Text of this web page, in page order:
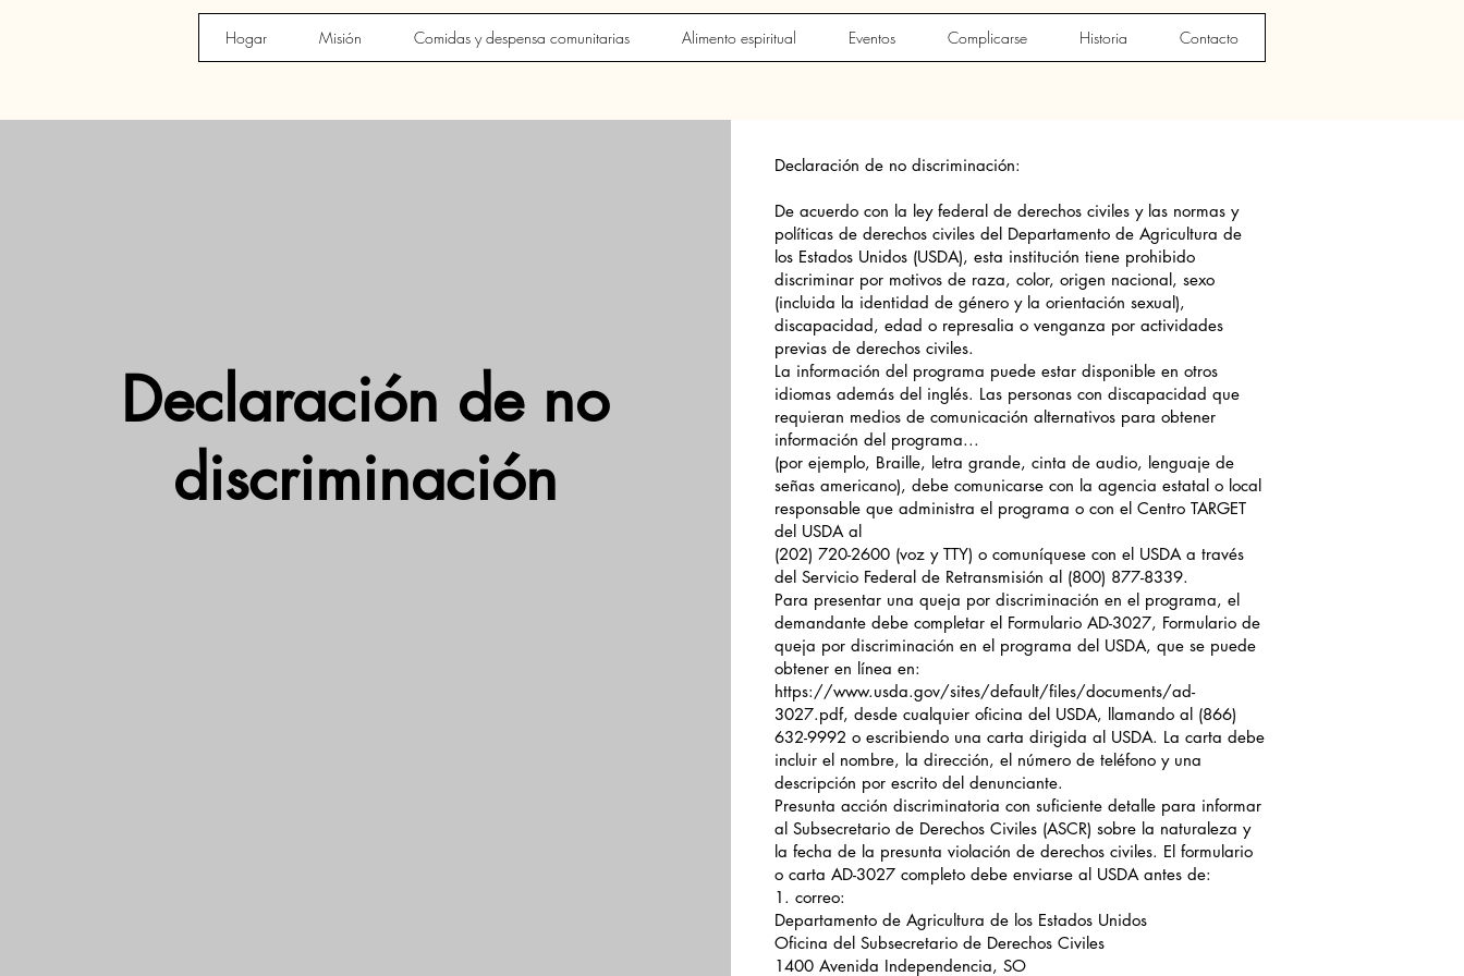
Hogar Misión Comidas y despensa comunitarias Alimento espiritual Eventos Complicarse Historia Contacto
Declaración de no
discriminación
Declaración de no discriminación:
De acuerdo con la ley federal de derechos civiles y las normas y
políticas de derechos civiles del Departamento de Agricultura de
los Estados Unidos (USDA), esta institución tiene prohibido
discriminar por motivos de raza, color, origen nacional, sexo
(incluida la identidad de género y la orientación sexual),
discapacidad, edad o represalia o venganza por actividades
previas de derechos civiles.
La información del programa puede estar disponible en otros
idiomas además del inglés. Las personas con discapacidad que
requieran medios de comunicación alternativos para obtener
información del programa...
(por ejemplo, Braille, letra grande, cinta de audio, lenguaje de
señas americano), debe comunicarse con la agencia estatal o local
responsable que administra el programa o con el Centro TARGET
del USDA al
(202) 720-2600 (voz y TTY) o comuníquese con el USDA a través
del Servicio Federal de Retransmisión al (800) 877-8339.
Para presentar una queja por discriminación en el programa, el
demandante debe completar el Formulario AD-3027, Formulario de
queja por discriminación en el programa del USDA, que se puede
obtener en línea en:
https://www.usda.gov/sites/default/files/documents/ad-
3027.pdf, desde cualquier oficina del USDA, llamando al (866)
632-9992 o escribiendo una carta dirigida al USDA. La carta debe
incluir el nombre, la dirección, el número de teléfono y una
descripción por escrito del denunciante.
Presunta acción discriminatoria con suficiente detalle para informar
al Subsecretario de Derechos Civiles (ASCR) sobre la naturaleza y
la fecha de la presunta violación de derechos civiles. El formulario
o carta AD-3027 completo debe enviarse al USDA antes de:
1. correo:
Departamento de Agricultura de los Estados Unidos
Oficina del Subsecretario de Derechos Civiles
1400 Avenida Independencia, SO